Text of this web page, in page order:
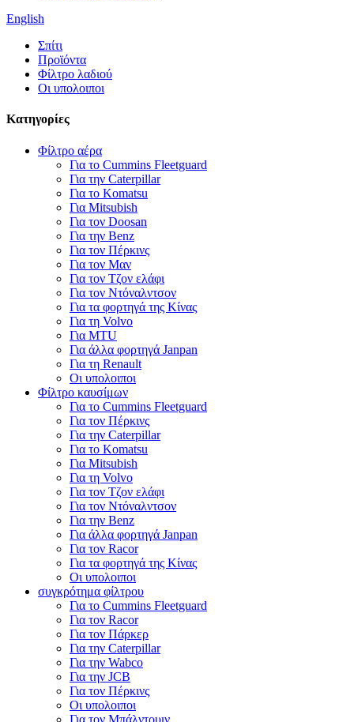
English
Σπίτι
Προϊόντα
Φίλτρο λαδιού
Οι υπολοιποι
Κατηγορίες
Φίλτρο αέρα
Για το Cummins Fleetguard
Για την Caterpillar
Για το Komatsu
Για Mitsubish
Για τον Doosan
Για την Benz
Για τον Πέρκινς
Για τον Μαν
Για τον Τζον ελάφι
Για τον Ντόναλντσον
Για τα φορτηγά της Κίνας
Για τη Volvo
Για MTU
Για άλλα φορτηγά Janpan
Για τη Renault
Οι υπολοιποι
Φίλτρο καυσίμων
Για το Cummins Fleetguard
Για τον Πέρκινς
Για την Caterpillar
Για το Komatsu
Για Mitsubish
Για τη Volvo
Για τον Τζον ελάφι
Για τον Ντόναλντσον
Για την Benz
Για άλλα φορτηγά Janpan
Για τον Racor
Για τα φορτηγά της Κίνας
Οι υπολοιποι
συγκρότημα φίλτρου
Για το Cummins Fleetguard
Για τον Racor
Για τον Πάρκερ
Για την Caterpillar
Για την Wabco
Για την JCB
Για τον Πέρκινς
Οι υπολοιποι
Για τον Μπάλντουιν